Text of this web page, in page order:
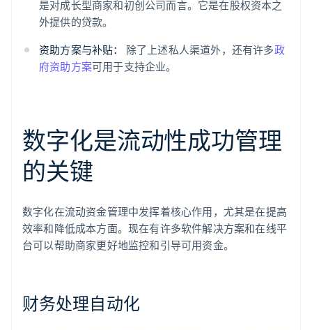
是对成长型商家和初创公司而言。它是在股权资本之
外提供的贷款。
资助方案与补贴：
除了上述私人渠道外，还有许多政
府资助方案可用于支持企业。
数字化是流动性成功管理
的关键
数字化在流动资金管理中发挥着核心作用，尤其是在提高
效率和降低成本方面。现在有许多软件解决方案和在线平
台可以帮助商家更好地监控和引导可用资金。
财务处理自动化